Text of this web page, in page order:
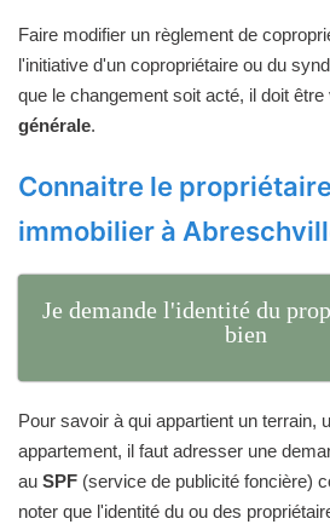
Faire modifier un règlement de
l'initiative d'un copropriétaire ou du
que le changement soit acté, il doit être
générale.
Connaitre le
immobilier à
Je demande l'identité du
bien
Pour savoir à qui appartient un terrain,
appartement, il faut adresser une
au SPF (service de publicité foncière)
noter que l'identité du ou des